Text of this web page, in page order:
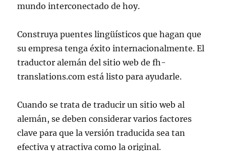
mundo interconectado de hoy.
Construya puentes lingüísticos que hagan que
su empresa tenga éxito internacionalmente. El
traductor alemán del sitio web de fh-
translations.com está listo para ayudarle.
Cuando se trata de traducir un sitio web al
alemán, se deben considerar varios factores
clave para que la versión traducida sea tan
efectiva y atractiva como la original.